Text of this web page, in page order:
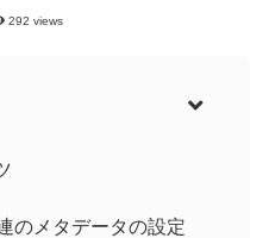
292 views
のメタデータの設定